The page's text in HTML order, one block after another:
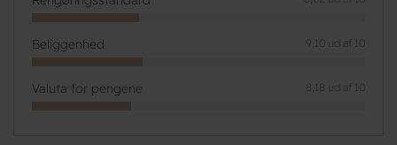
Beliggenhed 9,10 ud af 10
Valuta for pengene 8,18 ud af 10